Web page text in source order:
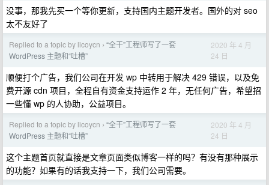
没事，那我先买一个等你更新，支持国内主题开发者。国外的对 seo
太不友好了
Replied to a topic by licoycn › “全干”工程师写了一套
WordPress 主题和“吐槽”
2020 年 4 月
24 日
顺便打个广告，我们公司在开发 wp 中转用于解决 429 错误，以及免
费开源 cdn 项目，全程自有资金支持运作 2 年，无任何广告，希望招
一些懂 wp 的人协助，公益项目。
Replied to a topic by licoycn › “全干”工程师写了一套
WordPress 主题和“吐槽”
2020 年 4 月
24 日
这个主题首页就直接是文章页面类似博客一样的吗？有没有那种展示
的功能？如果有的话我支持一下，我们公司需要。